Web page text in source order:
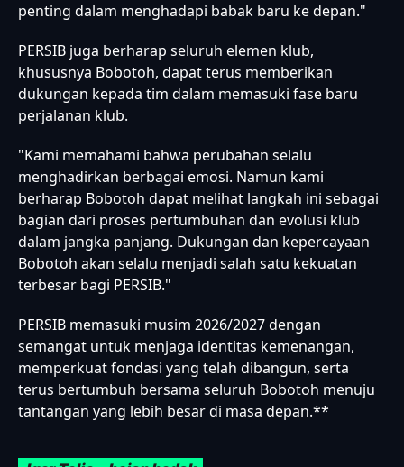
penting dalam menghadapi babak baru ke depan."
PERSIB juga berharap seluruh elemen klub,
khususnya Bobotoh, dapat terus memberikan
dukungan kepada tim dalam memasuki fase baru
perjalanan klub.
"Kami memahami bahwa perubahan selalu
menghadirkan berbagai emosi. Namun kami
berharap Bobotoh dapat melihat langkah ini sebagai
bagian dari proses pertumbuhan dan evolusi klub
dalam jangka panjang. Dukungan dan kepercayaan
Bobotoh akan selalu menjadi salah satu kekuatan
terbesar bagi PERSIB."
PERSIB memasuki musim 2026/2027 dengan
semangat untuk menjaga identitas kemenangan,
memperkuat fondasi yang telah dibangun, serta
terus bertumbuh bersama seluruh Bobotoh menuju
tantangan yang lebih besar di masa depan.**